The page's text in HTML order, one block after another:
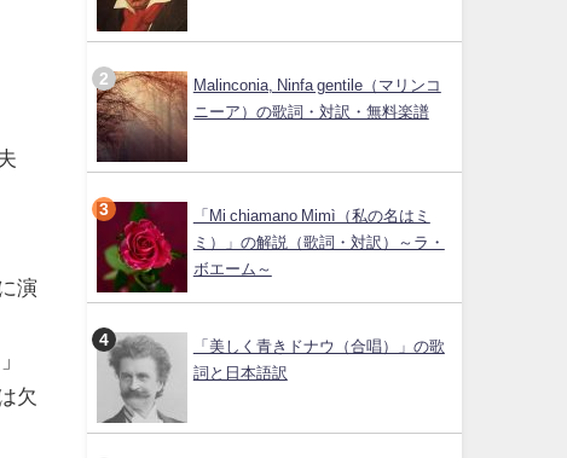
演
欠
Malinconia, Ninfa gentile（マリンコ
ニーア）の歌詞・対訳・無料楽譜
「Mi chiamano Mimì（私の名はミ
ミ）」の解説（歌詞・対訳）～ラ・
ボエーム～
「美しく青きドナウ（合唱）」の歌
詞と日本語訳